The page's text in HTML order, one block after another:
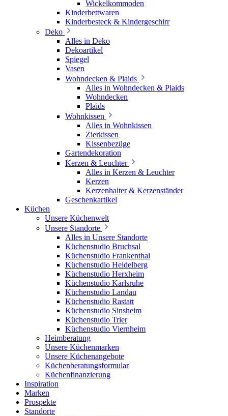
Wickelkommoden
Kinderbettwaren
Kinderbesteck & Kindergeschirr
Deko
Alles in Deko
Dekoartikel
Spiegel
Vasen
Wohndecken & Plaids
Alles in Wohndecken & Plaids
Wohndecken
Plaids
Wohnkissen
Alles in Wohnkissen
Zierkissen
Kissenbezüge
Gartendekoration
Kerzen & Leuchter
Alles in Kerzen & Leuchter
Kerzen
Kerzenhalter & Kerzenständer
Geschenkartikel
Küchen
Unsere Küchenwelt
Unsere Standorte
Alles in Unsere Standorte
Küchenstudio Bruchsal
Küchenstudio Frankenthal
Küchenstudio Heidelberg
Küchenstudio Herxheim
Küchenstudio Karlsruhe
Küchenstudio Landau
Küchenstudio Rastatt
Küchenstudio Sinsheim
Küchenstudio Trier
Küchenstudio Viernheim
Heimberatung
Unsere Küchenmarken
Unsere Küchenangebote
Küchenberatungsformular
Küchenfinanzierung
Inspiration
Marken
Prospekte
Standorte